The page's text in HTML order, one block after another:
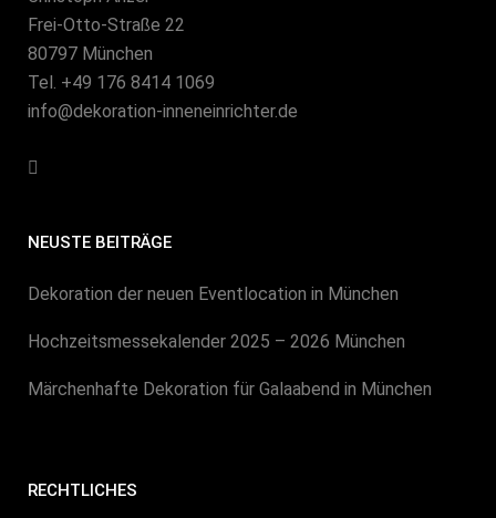
Frei-Otto-Straße 22
80797 München
Tel. +49 176 8414 1069
info@dekoration-inneneinrichter.de
NEUSTE BEITRÄGE
Dekoration der neuen Eventlocation in München
Hochzeitsmessekalender 2025 – 2026 München
Märchenhafte Dekoration für Galaabend in München
RECHTLICHES